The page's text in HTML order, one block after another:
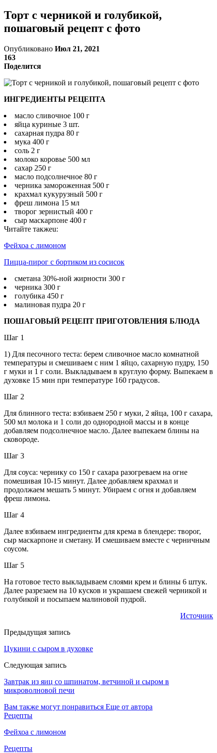
Торт с черникой и голубикой,
пошаговый рецепт с фото
Опубликовано Июл 21, 2021
163
Поделится
ИНГРЕДИЕНТЫ РЕЦЕПТА
масло сливочное 100 г
яйца куриные 3 шт.
сахарная пудра 80 г
мука 400 г
соль 2 г
молоко коровье 500 мл
сахар 250 г
масло подсолнечное 80 г
черника замороженная 500 г
крахмал кукурузный 500 г
фреш лимона 15 мл
творог зернистый 400 г
сыр маскарпоне 400 г
Читайте такжеu:
Фейхоа с лимоном
Пицца-пирог с бортиком из сосисок
сметана 30%-ной жирности 300 г
черника 300 г
голубика 450 г
малиновая пудра 20 г
ПОШАГОВЫЙ РЕЦЕПТ ПРИГОТОВЛЕНИЯ БЛЮДА
Шаг 1
1) Для песочного теста: берем сливочное масло комнатной
температуры и смешиваем с ним 1 яйцо, сахарную пудру, 150
г муки и 1 г соли. Выкладываем в круглую форму. Выпекаем в
духовке 15 мин при температуре 160 градусов.
Шаг 2
Для блинного теста: взбиваем 250 г муки, 2 яйца, 100 г сахара,
500 мл молока и 1 соли до однородной массы и в конце
добавляем подсолнечное масло. Далее выпекаем блины на
сковороде.
Шаг 3
Для соуса: чернику со 150 г сахара разогреваем на огне
помешивая 10-15 минут. Далее добавляем крахмал и
продолжаем мешать 5 минут. Убираем с огня и добавляем
фреш лимона.
Шаг 4
Далее взбиваем ингредиенты для крема в блендере: творог,
сыр маскарпоне и сметану. И смешиваем вместе с черничным
соусом.
Шаг 5
На готовое тесто выкладываем слоями крем и блины 6 штук.
Далее разрезаем на 10 кусков и украшаем свежей черникой и
голубикой и посыпаем малиновой пудрой.
Источник
Предыдущая запись
Цукини с сыром в духовке
Следующая запись
Завтрак из яиц со шпинатом, ветчиной и сыром в
микроволновой печи
Вам также могут понравиться Еще от автора
Рецепты
Фейхоа с лимоном
Рецепты